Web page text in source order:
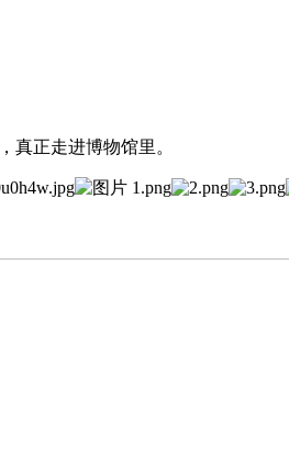
真正走进博物馆里。